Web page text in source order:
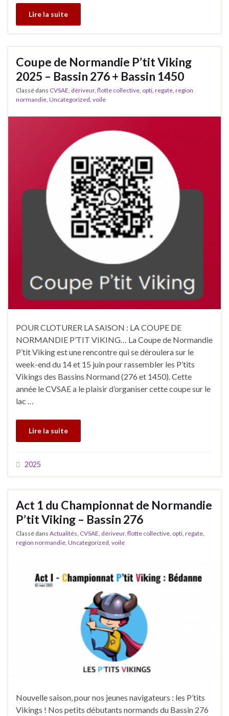
Lire la suite
Coupe de Normandie P’tit Viking
2025 – Bassin 276 + Bassin 1450
Classé dans CVSAE dériveur, flotte collective opti regate region
normandie Uncategorized voile
POUR CLOTURER LA SAISON : LA COUPE DE
NORMANDIE P’TIT VIKING… La Coupe de Normandie
P’tit Viking est une rencontre qui se déroulera sur le
week-end du 14 et 15 juin pour rassembler les P’tits
Vikings des Bassins Normand (276 et 1450). Cette
année le CVSAE a le plaisir d’organiser cette coupe sur le
lac …
Lire la suite
2025
Act 1 du Championnat de Normandie
P’tit Viking – Bassin 276
Classé dans Actualités CVSAE dériveur, flotte collective opti regate
region normandie Uncategorized voile
Nouvelle saison, pour nos jeunes navigateurs : les P’tits
Vikings ! Nos petits débutants normands du Bassin 276